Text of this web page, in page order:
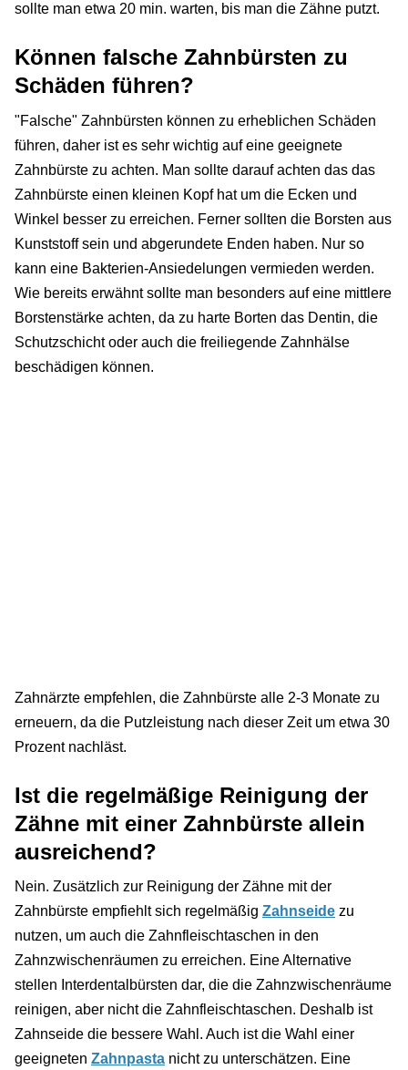
sollte man etwa 20 min. warten, bis man die Zähne putzt.
Können falsche Zahnbürsten zu
Schäden führen?
"Falsche" Zahnbürsten können zu erheblichen Schäden
führen, daher ist es sehr wichtig auf eine geeignete
Zahnbürste zu achten. Man sollte darauf achten das das
Zahnbürste einen kleinen Kopf hat um die Ecken und
Winkel besser zu erreichen. Ferner sollten die Borsten aus
Kunststoff sein und abgerundete Enden haben. Nur so
kann eine Bakterien-Ansiedelungen vermieden werden.
Wie bereits erwähnt sollte man besonders auf eine mittlere
Borstenstärke achten, da zu harte Borten das Dentin, die
Schutzschicht oder auch die freiliegende Zahnhälse
beschädigen können.
Zahnärzte empfehlen, die Zahnbürste alle 2-3 Monate zu
erneuern, da die Putzleistung nach dieser Zeit um etwa 30
Prozent nachläst.
Ist die regelmäßige Reinigung der
Zähne mit einer Zahnbürste allein
ausreichend?
Nein. Zusätzlich zur Reinigung der Zähne mit der
Zahnbürste empfiehlt sich regelmäßig Zahnseide zu
nutzen, um auch die Zahnfleischtaschen in den
Zahnzwischenräumen zu erreichen. Eine Alternative
stellen Interdentalbürsten dar, die die Zahnzwischenräume
reinigen, aber nicht die Zahnfleischtaschen. Deshalb ist
Zahnseide die bessere Wahl. Auch ist die Wahl einer
geeigneten Zahnpasta nicht zu unterschätzen. Eine